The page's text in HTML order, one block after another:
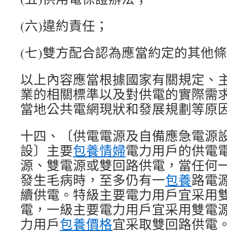
(六)違約責任；
(七)雙方配合認為應當約定的其他
以上內容應當根據國家有關規定、
業的相關標準以及對供電的實際需
當地公共電網現狀和發展規劃等原
十四、〔供電電源及自備應急電源
設〕主要包養情婦電力用戶的供電
源、雙電源或雙回路供電，當任何
發生毛病時，至多仍有一包養路電
續供電。特級主要電力用戶宜采用
電，一級主要電力用戶宜采用雙電
力用戶包養價格宜采取雙回路供電